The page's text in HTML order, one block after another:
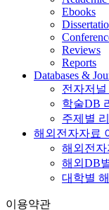
Ebooks
Reviews
Reports
Databases &
전자저널
학술DB
주제별
해외전자자료
해외전자
해외DB
대학별
이용약관